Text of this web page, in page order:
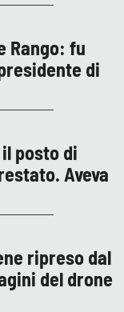
Rango: fu
di
posto di
Aveva
ripreso dal
del drone